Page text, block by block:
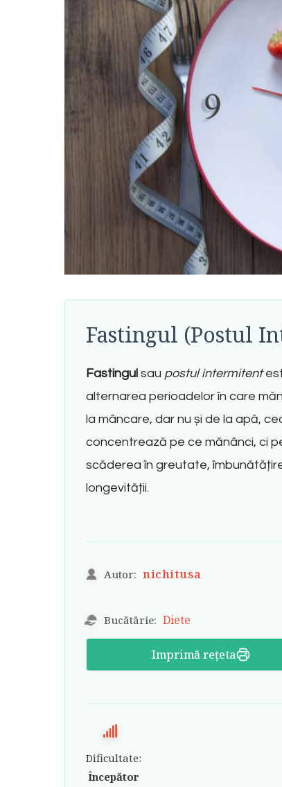
Fastingul (Postul
Fastingul sau postul intermitent
alternarea perioadelor în care
la mâncare, dar nu și de la apă,
concentrează pe ce mănânci, ci
scăderea în greutate,
longevității.
Autor: nichitusa
Bucătărie: Diete
Imprimă rețeta
Dificultate:
Începător